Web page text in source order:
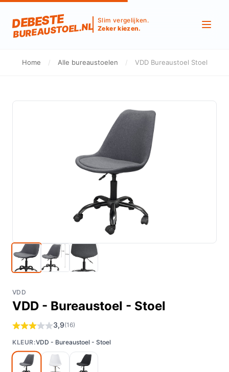
DEBESTE
BUREAUSTOEL.NL
Slim vergelijken.
Zeker kiezen.
Home / Alle bureaustoelen / VDD Bureaustoel Stoel
VDD
VDD - Bureaustoel - Stoel
3,9(16)
KLEUR:VDD - Bureaustoel - Stoel